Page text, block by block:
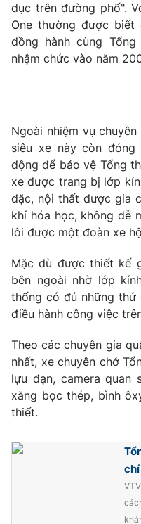
VTV Sức khoẻ
Thị trường 24h
VTV9
Liên hệ tòa soạn
Theo dõi báo trên
Cơ quan chủ quản:Đài
Cơ quan báo chí:Thời báo
Giấy phép hoạt động báo
cấp ngày 29/12/2023
Phó Tổng Biên tập:
Nguyễn
024.38 355
Ðiện thoại Thời báo VTV:
dục trên đường phố".
One thường được
đồng hành cùng
nhậm chức vào năm
Ngoài nhiệm vụ
siêu xe này còn
động để bảo vệ Tổng
xe được trang bị lớp
đặc, nội thất được gia
khí hóa học, không dễ
lôi được một đoàn xe
Mặc dù được thiết kế
bên ngoài nhờ lớp
thống có đủ những thứ
điều hành công việc
Theo các chuyên gia
nhất, xe chuyên chở
lựu đạn, camera
xăng bọc thép, bình
thiết.
chí